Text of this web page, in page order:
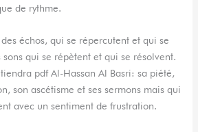
de rythme.
échos, qui se répercutent et qui se
qui se répètent et qui se résolvent.
pdf Al-Hassan Al Basri: sa piété,
son ascétisme et ses sermons mais qui
avec un sentiment de frustration.